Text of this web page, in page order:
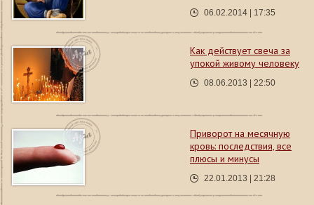
06.02.2014 | 17:35
Как действует свеча за
упокой живому человеку
08.06.2013 | 22:50
Приворот на месячную
кровь: последствия, все
плюсы и минусы
22.01.2013 | 21:28